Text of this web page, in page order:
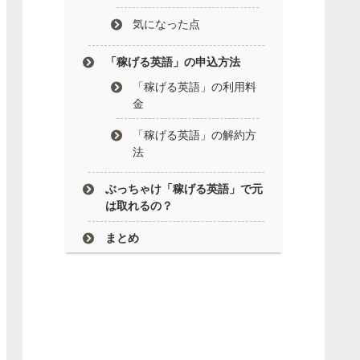
気になった点
「稼げる英語」の申込方法
「稼げる英語」の利用料
金
「稼げる英語」の解約方
法
ぶっちゃけ「稼げる英語」で元
は取れるの？
まとめ